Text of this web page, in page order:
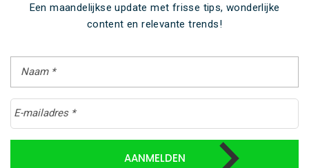
Een maandelijkse update met frisse tips, wonderlijke
content en relevante trends!